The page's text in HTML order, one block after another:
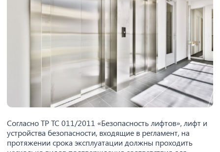
Согласно ТР ТС 011/2011 «Безопасность лифтов», лифт и
устройства безопасности, входящие в регламент, на
протяжении срока эксплуатации должны проходить